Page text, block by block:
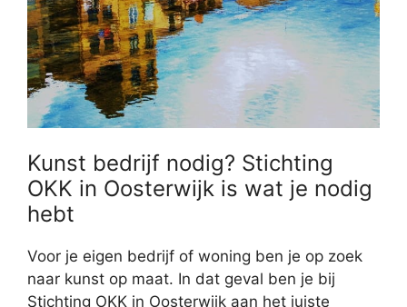
Kunst bedrijf nodig? Stichting
OKK in Oosterwijk is wat je nodig
hebt
Voor je eigen bedrijf of woning ben je op zoek
naar kunst op maat. In dat geval ben je bij
Stichting OKK in Oosterwijk aan het juiste